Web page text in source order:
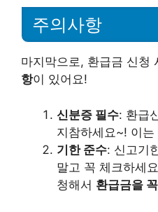
주의사항
마지막으로, 환급금 신청
항이 있어요!
신분증 필수: 환급
지참하세요~! 이는
기한 준수: 신고기
말고 꼭 체크하세
청해서 환급금을